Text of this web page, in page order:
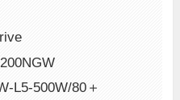
L5-500W/80＋